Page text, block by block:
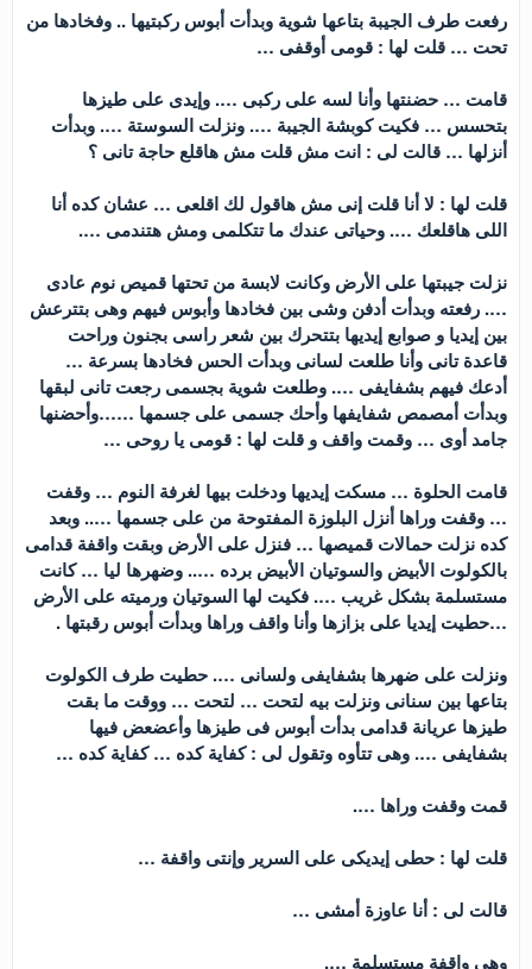
رفعت طرف الجيبة بتاعها شوية وبدأت أبوس ركبتيها .. وفخادها من
تحت … قلت لها : قومى أوقفى …
قامت … حضنتها وأنا لسه على ركبى …. وإيدى على طيزها
بتحسس … فكيت كوبشة الجيبة …. ونزلت السوستة …. وبدأت
أنزلها … قالت لى : انت مش قلت مش هاقلع حاجة تانى ؟
قلت لها : لا أنا قلت إنى مش هاقول لك اقلعى … عشان كده أنا
اللى هاقلعك …. وحياتى عندك ما تتكلمى ومش هتندمى ….
نزلت جيبتها على الأرض وكانت لابسة من تحتها قميص نوم عادى
…. رفعته وبدأت أدفن وشى بين فخادها وأبوس فيهم وهى بتترعش
بين إيديا و صوابع إيديها بتتحرك بين شعر راسى بجنون وراحت
قاعدة تانى وأنا طلعت لسانى وبدأت الحس فخادها بسرعة …
أدعك فيهم بشفايفى …. وطلعت شوية بجسمى رجعت تانى لبقها
وبدأت أمصمص شفايفها وأحك جسمى على جسمها ……وأحضنها
جامد أوى … وقمت واقف و قلت لها : قومى يا روحى …
قامت الحلوة … مسكت إيديها ودخلت بيها لغرفة النوم … وقفت
… وقفت وراها أنزل البلوزة المفتوحة من على جسمها ….. وبعد
كده نزلت حمالات قميصها … فنزل على الأرض وبقت واقفة قدامى
بالكولوت الأبيض والسوتيان الأبيض برده ….. وضهرها ليا … كانت
مستسلمة بشكل غريب …. فكيت لها السوتيان ورميته على الأرض
…حطيت إيديا على بزازها وأنا واقف وراها وبدأت أبوس رقبتها .
ونزلت على ضهرها بشفايفى ولسانى …. حطيت طرف الكولوت
بتاعها بين سنانى ونزلت بيه لتحت … لتحت … ووقت ما بقت
طيزها عريانة قدامى بدأت أبوس فى طيزها وأعضعض فيها
بشفايفى …. وهى تتأوه وتقول لى : كفاية كده … كفاية كده …
قمت وقفت وراها ….
قلت لها : حطى إيديكى على السرير وإنتى واقفة …
قالت لى : أنا عاوزة أمشى …
وهى واقفة مستسلمة ….